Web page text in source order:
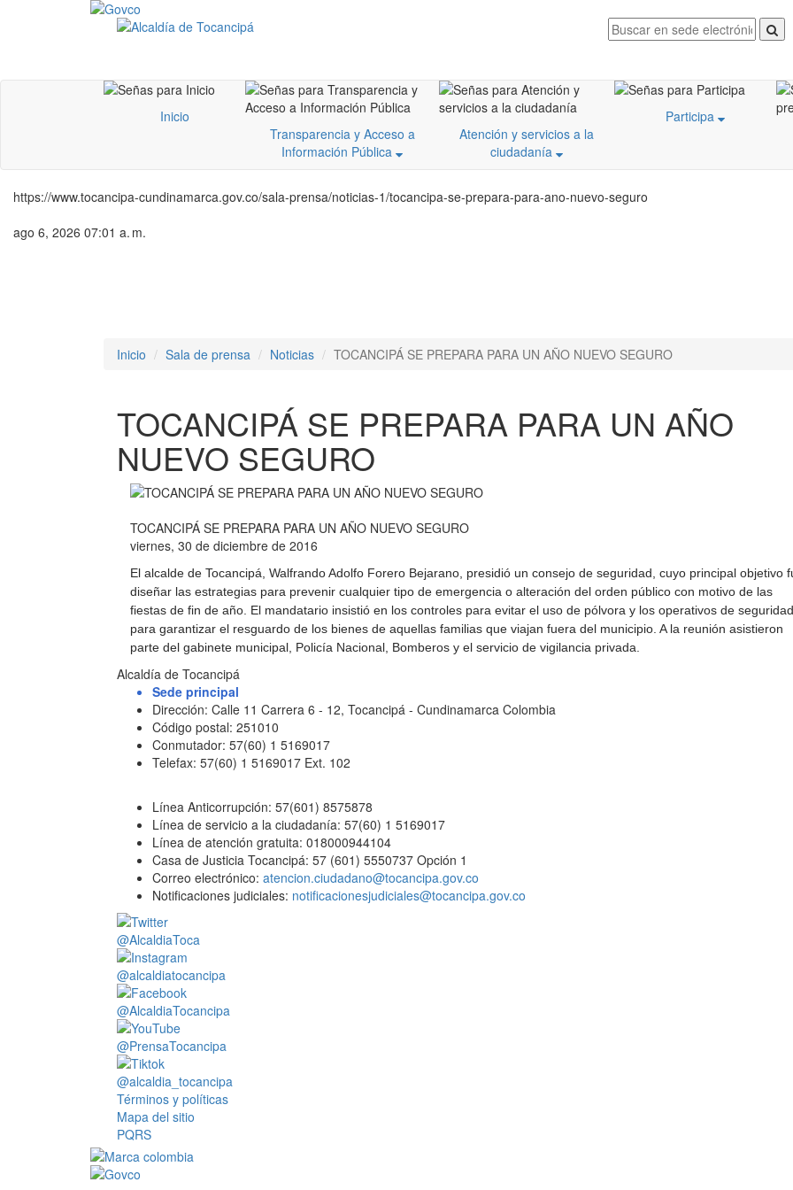
Inicio
Transparencia y Acceso a
Información Pública
Atención y servicios a la
ciudadanía
Participa
https://www.tocancipa-cundinamarca.gov.co/sala-prensa/noticias-1/tocancipa-se-prepara-para-ano-nuevo-seguro
ago 6, 2026 07:01 a. m.
Inicio
Sala de prensa Noticias TOCANCIPÁ SE PREPARA PARA UN AÑO NUEVO SEGURO
TOCANCIPÁ SE PREPARA PARA UN AÑO
NUEVO SEGURO
TOCANCIPÁ SE PREPARA PARA UN AÑO NUEVO SEGURO
viernes, 30 de diciembre de 2016
El alcalde de Tocancipá, Walfrando Adolfo Forero Bejarano, presidió un consejo de seguridad, cuyo principal objetivo
diseñar las estrategias para prevenir cualquier tipo de emergencia o alteración del orden público con motivo de las
fiestas de fin de año. El mandatario insistió en los controles para evitar el uso de pólvora y los operativos de seguridad
para garantizar el resguardo de los bienes de aquellas familias que viajan fuera del municipio. A la reunión asistieron
parte del gabinete municipal, Policía Nacional, Bo​mberos y el servicio de vigilancia privada. ​
Alcaldía de Tocancipá
Sede principal
Dirección: Calle 11 Carrera 6 - 12, Tocancipá - Cundinamarca Colombia
Código postal: 251010
Conmutador: 57(60) 1 5169017
Telefax: 57(60) 1 5169017 Ext. 102
Línea Anticorrupción: 57(601) 8575878
Línea de servicio a la ciudadanía: 57(60) 1 5169017
Línea de atención gratuita: 018000944104
Casa de Justicia Tocancipá: 57 (601) 5550737 Opción 1
Correo electrónico: atencion.ciudadano@tocancipa.gov.co
Notificaciones judiciales: notificacionesjudiciales@tocancipa.gov.co
@AlcaldiaToca
@alcaldiatocancipa
@AlcaldiaTocancipa
@PrensaTocancipa
@alcaldia_tocancipa
Términos y políticas
Mapa del sitio
PQRS